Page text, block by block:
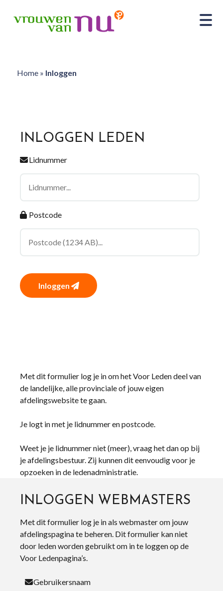
Home» Inloggen
INLOGGEN LEDEN
Lidnummer
Postcode
Inloggen
Met dit formulier log je in om het Voor Leden deel van
de landelijke, alle provinciale of jouw eigen
afdelingswebsite te gaan.
Je logt in met je lidnummer en postcode.
Weet je je lidnummer niet (meer), vraag het dan op bij
je afdelingsbestuur. Zij kunnen dit eenvoudig voor je
opzoeken in de ledenadministratie.
INLOGGEN WEBMASTERS
Met dit formulier log je in als webmaster om jouw
afdelingspagina te beheren. Dit formulier kan niet
door leden worden gebruikt om in te loggen op de
Voor Ledenpagina’s.
Gebruikersnaam